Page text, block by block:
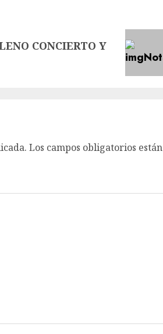
CONCIERTO Y
Los campos obligatorios están